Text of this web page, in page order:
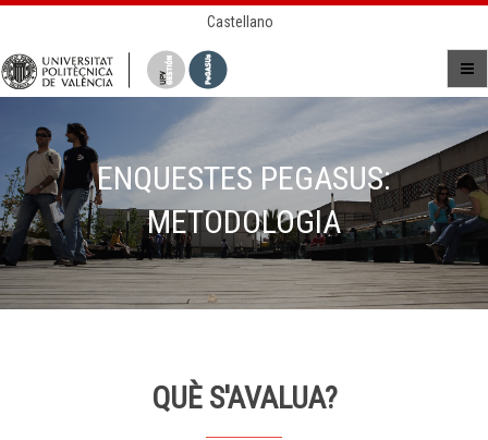
Castellano
ENQUESTES PEGASUS:
METODOLOGIA
QUÈ S'AVALUA?